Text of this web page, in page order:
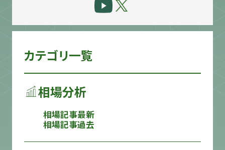
カテゴリ一覧
相場分析
相場記事最新
相場記事過去